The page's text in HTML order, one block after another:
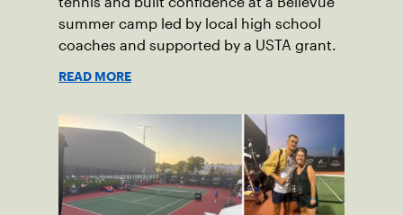
summer camp led by local high school
coaches and supported by a USTA grant.
READ MORE